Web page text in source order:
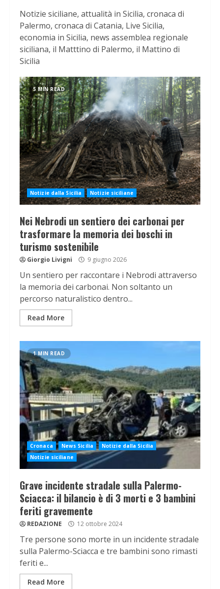
Notizie siciliane, attualità in Sicilia, cronaca di
Palermo, cronaca di Catania, Live Sicilia,
economia in Sicilia, news assemblea regionale
siciliana, il Matttino di Palermo, il Mattino di
Sicilia
5 MIN READ
Notizie dalla Sicilia Notizie siciliane
Nei Nebrodi un sentiero dei carbonai per
trasformare la memoria dei boschi in
turismo sostenibile
Giorgio Livigni 9 giugno 2026
Un sentiero per raccontare i Nebrodi attraverso
la memoria dei carbonai. Non soltanto un
percorso naturalistico dentro...
Read More
1 MIN READ
Cronaca News Sicilia
Notizie dalla Sicilia
Notizie siciliane
Grave incidente stradale sulla Palermo-
Sciacca: il bilancio è di 3 morti e 3 bambini
feriti gravemente
REDAZIONE 12 ottobre 2024
Tre persone sono morte in un incidente stradale
sulla Palermo-Sciacca e tre bambini sono rimasti
feriti e...
Read More